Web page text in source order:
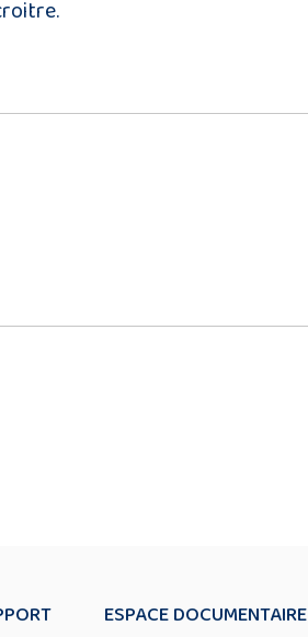
ESPACE DOCUMENTAIRE